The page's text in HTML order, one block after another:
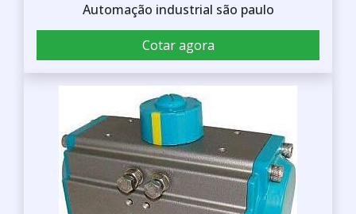
Automação industrial são paulo
Cotar agora